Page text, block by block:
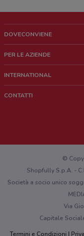
DOVECONVIENE
Chi siamo
Lavora con noi
PER LE AZIENDE
Richieste commerciali e
INTERNATIONAL
CONTATTI
Hai un malfunzionamento
©
Shopfully S.p.A. -
Società a socio unico
Via
Capitale
Termini e Condizioni